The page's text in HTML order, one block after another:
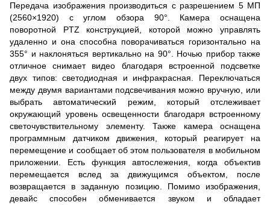
Передача изображения производиться с разрешением 5 МП
(2560×1920) с углом обзора 90°. Камера оснащена
поворотной PTZ конструкцией, которой можно управлять
удаленно и она способна поворачиваться горизонтально на
355° и наклоняться вертикально на 90°. Ночью прибор также
отличное снимает видео благодаря встроенной подсветке
двух типов: светодиодная и инфракрасная. Переключаться
между двумя вариантами подсвечивания можно вручную, или
выбрать автоматический режим, который отслеживает
окружающий уровень освещенности благодаря встроенному
светочувствительному элементу. Также камера оснащена
программным датчиком движения, который реагирует на
перемещение и сообщает об этом пользователя в мобильном
приложении. Есть функция автослежения, когда объектив
перемещается вслед за движущимся объектом, после
возвращается в заданную позицию. Помимо изображения,
девайс способен обменивается звуком и обладает